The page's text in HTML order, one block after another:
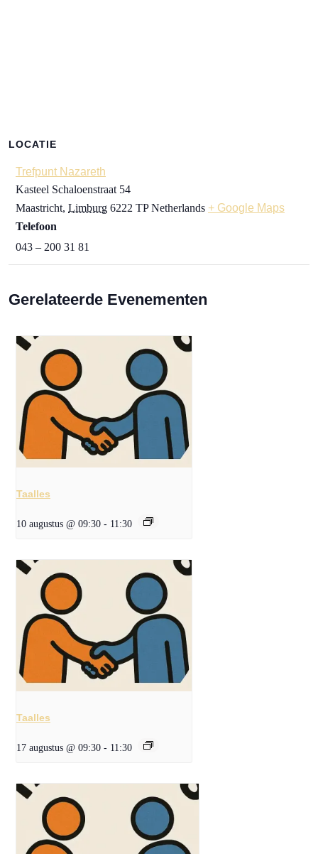
LOCATIE
Trefpunt Nazareth
Kasteel Schaloenstraat 54
Maastricht, Limburg 6222 TP Netherlands + Google Maps
Telefoon
043 – 200 31 81
Gerelateerde Evenementen
Taalles
10 augustus @ 09:30 - 11:30
Taalles
17 augustus @ 09:30 - 11:30